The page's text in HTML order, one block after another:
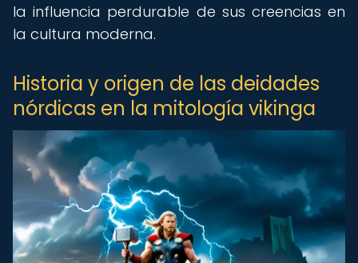
la influencia perdurable de sus creencias en
la cultura moderna.
Historia y origen de las deidades
nórdicas en la mitología vikinga